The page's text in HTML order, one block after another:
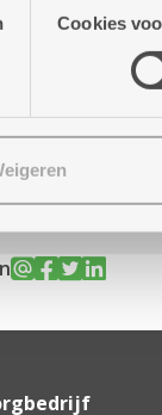
Cookies